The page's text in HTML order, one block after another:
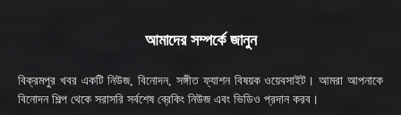
আমাদের সম্পর্কে জানুন
বিক্রমপুর খবর একটি নিউজ, বিনোদন, সঙ্গীত ফ্যাশন বিষয়ক ওয়েবসাইট। আমরা আপনাকে
বিনোদন শিল্প থেকে সরাসরি সর্বশেষ ব্রেকিং নিউজ এবং ভিডিও প্রদান করব।